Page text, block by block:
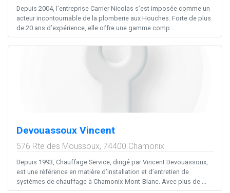
Depuis 2004, l’entreprise Carrier Nicolas s’est imposée comme un
acteur incontournable de la plomberie aux Houches. Forte de plus
de 20 ans d’expérience, elle offre une gamme comp...
Devouassoux Vincent
576 Rte des Moussoux, 74400 Chamonix
Depuis 1993, Chauffage Service, dirigé par Vincent Devouassoux,
est une référence en matière d’installation et d’entretien de
systèmes de chauffage à Chamonix-Mont-Blanc. Avec plus de ...